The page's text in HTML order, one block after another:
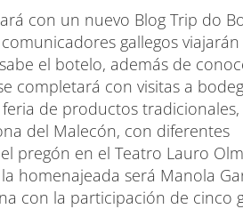
con un nuevo Blog Trip do
gallegos
el botelo, además de
completará con visitas a
de productos
del Malecón, con diferentes
pregón en el Teatro Lauro
homenajeada será Manola
con la participación de cinco